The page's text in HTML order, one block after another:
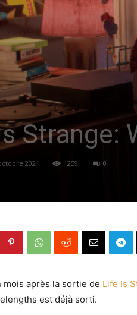
Strange:
2021 1259 0
mois après la sortie de Life Is
est déjà sorti.